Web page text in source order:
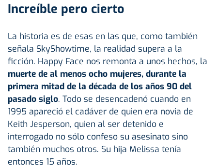
Increíble pero cierto
La historia es de esas en las que, como también
señala SkyShowtime, la realidad supera a la
ficción. Happy Face nos remonta a unos hechos, la
muerte de al menos ocho mujeres, durante la
primera mitad de la década de los años 90 del
pasado siglo. Todo se desencadenó cuando en
1995 apareció el cadáver de quien era novia de
Keith Jesperson, quien al ser detenido e
interrogado no sólo confeso su asesinato sino
también muchos otros. Su hija Melissa tenía
entonces 15 años.